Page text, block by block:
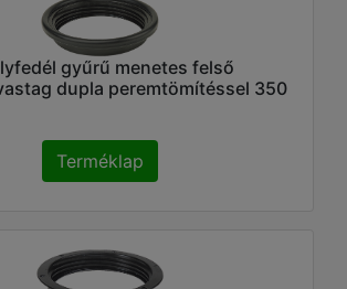
gyűrű menetes felső
dupla peremtömítéssel 350
Terméklap